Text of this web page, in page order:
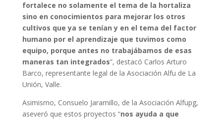
fortalece no solamente el tema de la hortaliza
sino en conocimientos para mejorar los otros
cultivos que ya se tenían y en el tema del factor
humano por el aprendizaje que tuvimos como
equipo, porque antes no trabajábamos de esas
maneras tan integrados”, destacó Carlos Arturo
Barco, representante legal de la Asociación Alfu de La
Unión, Valle.
Asimismo, Consuelo Jaramillo, de la Asociación Alfupg,
aseveró que estos proyectos “nos ayuda a que